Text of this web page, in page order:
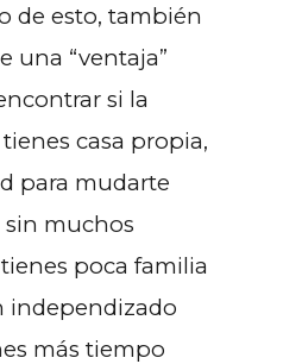
de esto, también
una “ventaja”
si la
casa propia,
para mudarte
sin muchos
poca familia
independizado
más tiempo